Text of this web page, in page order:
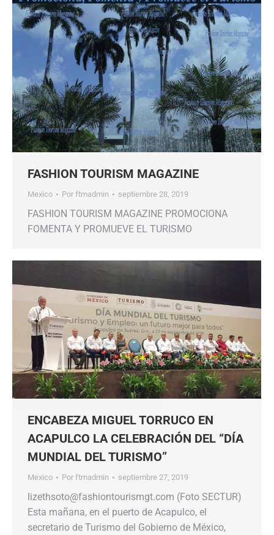
FASHION TOURISM MAGAZINE
Mexico Por ftmadmin septiembre 28, 2019
FASHION TOURISM MAGAZINE PROMOCIONA
FOMENTA Y PROMUEVE EL TURISMO
ENCABEZA MIGUEL TORRUCO EN
ACAPULCO LA CELEBRACIÓN DEL “DÍA
MUNDIAL DEL TURISMO”
Mexico Por ftmadmin septiembre 27, 2019
lizethsoto@fashiontourismgt.com (Foto SECTUR)
Esta mañana, en el puerto de Acapulco, el
secretario de Turismo del Gobierno de México,